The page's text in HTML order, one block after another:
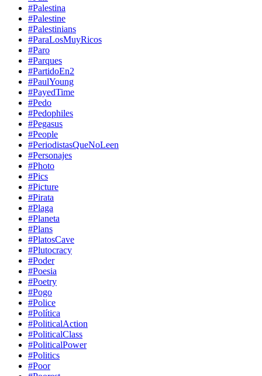
#Palestina
#Palestine
#Palestinians
#ParaLosMuyRicos
#Paro
#Parques
#PartidoEn2
#PaulYoung
#PayedTime
#Pedo
#Pedophiles
#Pegasus
#People
#PeriodistasQueNoLeen
#Personajes
#Photo
#Pics
#Picture
#Pirata
#Plaga
#Planeta
#Plans
#PlatosCave
#Plutocracy
#Poder
#Poesia
#Poetry
#Pogo
#Police
#Política
#PoliticalAction
#PoliticalClass
#PoliticalPower
#Politics
#Poor